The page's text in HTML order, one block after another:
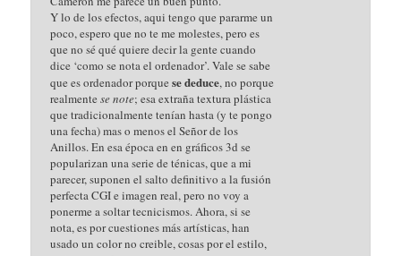
Y lo de los efectos, aqui tengo que pararme un
poco, espero que no te me molestes, pero es
que no sé qué quiere decir la gente cuando
dice ‘como se nota el ordenador’. Vale se sabe
que es ordenador porquese deduce, no porque
realmentese note; esa extraña textura plástica
que tradicionalmente tenían hasta (y te pongo
una fecha) mas o menos el Señor de los
Anillos. En esa época en en gráficos 3d se
popularizan una serie de ténicas, que a mi
parecer, suponen el salto definitivo a la fusión
perfecta CGI e imagen real, pero no voy a
ponerme a soltar tecnicismos. Ahora, si se
nota, es por cuestiones más artísticas, han
usado un color no creible, cosas por el estilo,